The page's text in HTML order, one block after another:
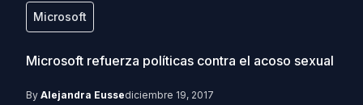
Microsoft
Microsoft refuerza políticas contra el acoso sexual
By Alejandra Eussediciembre 19, 2017